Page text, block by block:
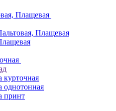
Плащевая
Плащевая
курточная
однотонная
принт